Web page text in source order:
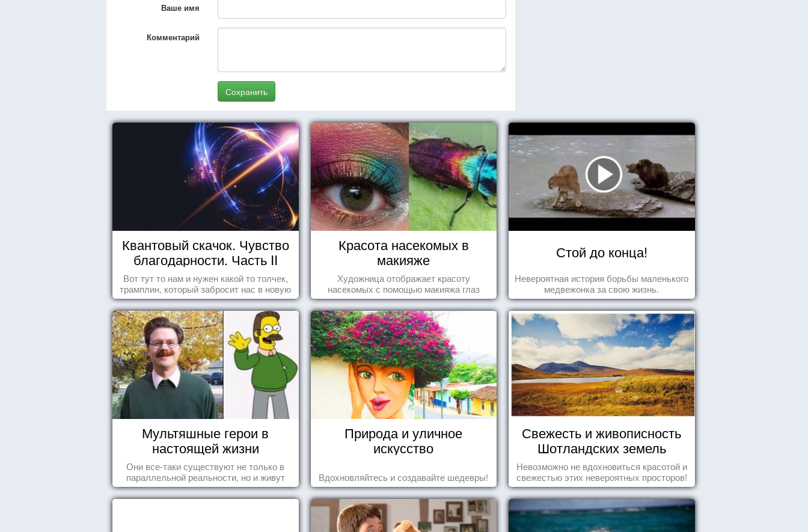
Ваше имя
Комментарий
Сохранить
Квантовый скачок. Чувство
благодарности. Часть II
Вот тут то нам и нужен какой то толчек,
трамплин, который забросит нас в новую
реальность. БЛАГОДАРНОСТЬ.
Красота насекомых в
макияже
Художница отображает красоту
насекомых с помощью макияжа глаз
Стой до конца!
Невероятная история борьбы маленького
медвежонка за свою жизнь.
Мультяшные герои в
настоящей жизни
Они все-таки существуют не только в
параллельной реальности, но и живут
среди нас с вами.
Природа и уличное
искусство
Вдохновляйтесь и создавайте шедевры!
Свежесть и живописность
Шотландских земель
Невозможно не вдохновиться красотой и
свежестью этих невероятных просторов!